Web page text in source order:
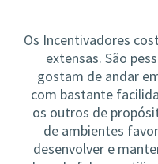
Os Incentivadores
extensas. São
gostam de andar
com bastante
os outros de
de ambientes
desenvolver e